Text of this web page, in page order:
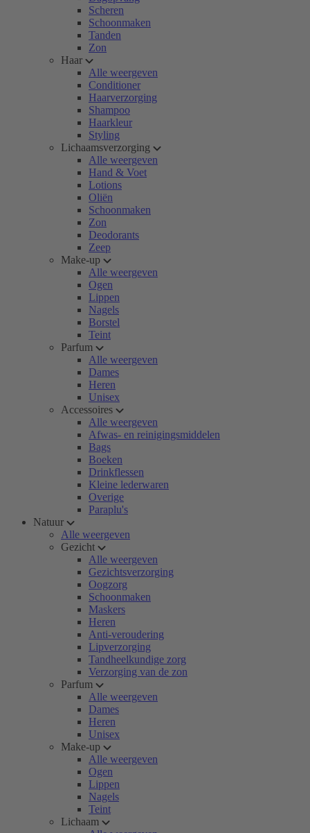
Scheren
Schoonmaken
Tanden
Zon
Haar
Alle weergeven
Conditioner
Haarverzorging
Shampoo
Haarkleur
Styling
Lichaamsverzorging
Alle weergeven
Hand & Voet
Lotions
Oliën
Schoonmaken
Zon
Deodorants
Zeep
Make-up
Alle weergeven
Ogen
Lippen
Nagels
Borstel
Teint
Parfum
Alle weergeven
Dames
Heren
Unisex
Accessoires
Alle weergeven
Afwas- en reinigingsmiddelen
Bags
Boeken
Drinkflessen
Kleine lederwaren
Overige
Paraplu's
Natuur
Alle weergeven
Gezicht
Alle weergeven
Gezichtsverzorging
Oogzorg
Schoonmaken
Maskers
Heren
Anti-veroudering
Lipverzorging
Tandheelkundige zorg
Verzorging van de zon
Parfum
Alle weergeven
Dames
Heren
Unisex
Make-up
Alle weergeven
Ogen
Lippen
Nagels
Teint
Lichaam